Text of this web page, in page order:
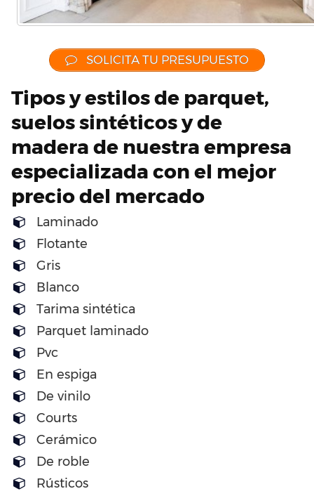
SOLICITA TU PRESUPUESTO
Tipos y estilos de parquet,
suelos sintéticos y de
madera de nuestra empresa
especializada con el mejor
precio del mercado
Laminado
Flotante
Gris
Blanco
Tarima sintética
Parquet laminado
Pvc
En espiga
De vinilo
Courts
Cerámico
De roble
Rústicos